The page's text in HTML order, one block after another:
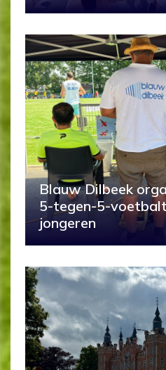
Blauw Dilbeek
5-tegen-5-
jongeren